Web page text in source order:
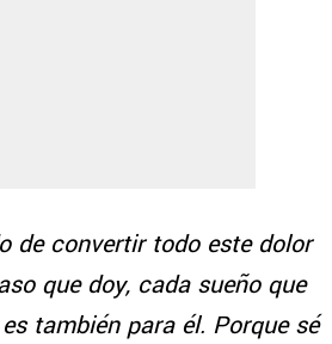
de convertir todo este dolor
que doy, cada sueño que
también para él. Porque sé